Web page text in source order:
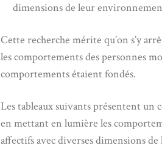
dimensions de leur
Cette recherche mérite qu’on s’y
les comportements des personnes
comportements étaient fondés.
Les tableaux suivants présentent un
en mettant en lumière les
affectifs avec diverses dimensions